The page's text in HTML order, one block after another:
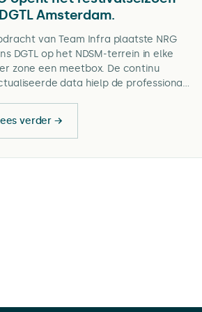
Amsterdam.
van Team Infra plaatste NRG
DGTL op het NDSM-terrein in elke
zone een meetbox. De continu
data hielp de professionals
te brengen.
verder →